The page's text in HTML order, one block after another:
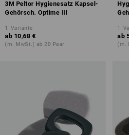
3M Peltor Hygienesatz Kapsel-
Gehörsch. Optime III
1 Variante
ab 10,68 €
(m. MwSt.) ab 20 Paar
1
ab
(m.